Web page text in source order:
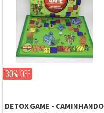
30% OFF
DETOX GAME - CAMINHANDO